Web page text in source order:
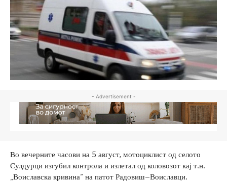
- Advertisement -
Во вечерните часови на 5 август, мотоциклист од селото
Сулдурци изгубил контрола и излетал од коловозот кај т.н.
„Воиславска кривина“ на патот Радовиш–Воиславци.